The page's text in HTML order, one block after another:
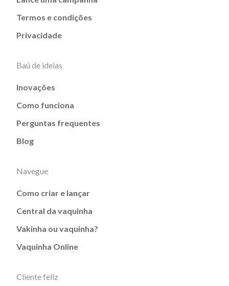
Termos e condições
Privacidade
Baú de ideias
Inovações
Como funciona
Perguntas frequentes
Blog
Navegue
Como criar e lançar
Central da vaquinha
Vakinha ou vaquinha?
Vaquinha Online
Cliente feliz